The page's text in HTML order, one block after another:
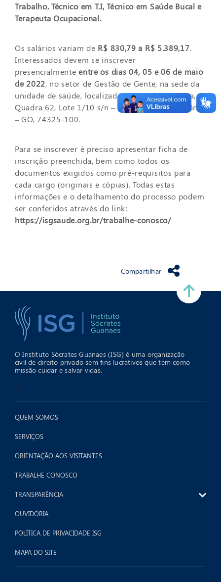
Trabalho, Técnico em T.I, Técnico em Saúde Bucal e
Terapeuta Ocupacional.
Os salários variam de R$ 830,79 a R$ 5.389,17.
Interessados devem se inscrever
presencialmenteentre os dias 04, 05 e 06 de maio
de 2022, no setor de Gestão de Gente, na sede da
unidade de saúde, localizada na Avenida Veneza,
Quadra 62, Lote 1/10 s/n – Jardim Europa, Goiânia
– GO, 74325-100.
Para se inscrever é preciso apresentar ficha de
inscrição preenchida, bem como todos os
documentos exigidos como pré-requisitos para
cada cargo (originais e cópias). Todas estas
informações e o detalhamento do processo podem
ser conferidos através do link:
https://isgsaude.org.br/trabalhe-conosco/
Compartilhar
O Instituto Sócrates Guanaes (ISG) é uma organização
civil de direito privado sem fins lucrativos que tem como
missão cuidar e salvar vidas.
>
QUEM SOMOS
SERVIÇOS
ORIENTAÇÃO AOS VISITANTES
TRABALHE CONOSCO
TRANSPARÊNCIA
OUVIDORIA
POLÍTICA DE PRIVACIDADE ISG
MAPA DO SITE